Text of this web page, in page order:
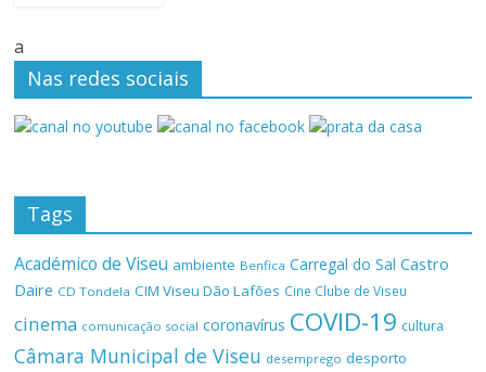
a
Nas redes sociais
Tags
Académico de Viseu ambiente Benfica Carregal do Sal Castro
Daire CD Tondela CIM Viseu Dão Lafões Cine Clube de Viseu
cinema comunicação social coronavírus COVID-19 cultura
Câmara Municipal de Viseu desemprego desporto